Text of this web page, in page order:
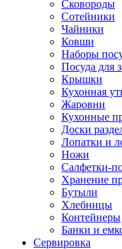
Сковороды
Сотейники
Чайники
Ковши
Наборы
Посуда для
Крышки
Кухонная
Жаровни
Кухонные
Доски
Лопатки и
Ножи
Салфетки-
Хранение
Бутыли
Хлебницы
Контейнеры
Банки и
Сервировка